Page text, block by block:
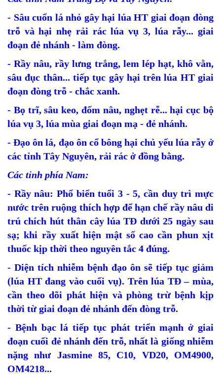
- Sâu cuốn lá nhỏ gây hại lúa HT giai đoạn đòng
trỗ và hại nhẹ rải rác lúa vụ 3, lúa rẫy... giai
đoạn đẻ nhánh - làm đòng.
- Rầy nâu, rầy lưng trắng, lem lép hạt, khô vằn,
sâu đục thân... tiếp tục gây hại trên lúa HT giai
đoạn đòng trỗ - chắc xanh.
- Bọ trĩ, sâu keo, đốm nâu, nghẹt rễ... hại cục bộ
lúa vụ 3, lúa mùa giai đoạn mạ - đẻ nhánh.
- Đạo ôn lá, đạo ôn cổ bông hại chủ yếu lúa rẫy ở
các tỉnh Tây Nguyên, rải rác ở đồng bằng.
Các tỉnh phía Nam:
- Rầy nâu: Phổ biến tuổi 3 - 5, cần duy trì mực
nước trên ruộng thích hợp để hạn chế rầy nâu di
trú chích hút thân cây lúa TĐ dưới 25 ngày sau
sạ; khi rầy xuất hiện mật số cao cần phun xịt
thuốc kịp thời theo nguyên tắc 4 đúng.
- Diện tích nhiễm bệnh đạo ôn sẽ tiếp tục giảm
(lúa HT đang vào cuối vụ). Trên lúa TĐ – mùa,
cần theo dõi phát hiện và phòng trừ bệnh kịp
thời từ giai đoạn đẻ nhánh đến đòng trỗ.
- Bệnh bạc lá tiếp tục phát triển mạnh ở giai
đoạn cuối đẻ nhánh đến trỗ, nhất là giống nhiễm
nặng như Jasmine 85, C10, VD20, OM4900,
OM4218...